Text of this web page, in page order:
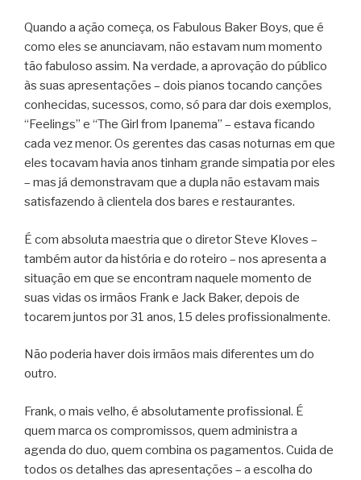
Quando a ação começa, os Fabulous Baker Boys, que é
como eles se anunciavam, não estavam num momento
tão fabuloso assim. Na verdade, a aprovação do público
às suas apresentações – dois pianos tocando canções
conhecidas, sucessos, como, só para dar dois exemplos,
“Feelings” e “The Girl from Ipanema” – estava ficando
cada vez menor. Os gerentes das casas noturnas em que
eles tocavam havia anos tinham grande simpatia por eles
– mas já demonstravam que a dupla não estavam mais
satisfazendo à clientela dos bares e restaurantes.
É com absoluta maestria que o diretor Steve Kloves –
também autor da história e do roteiro – nos apresenta a
situação em que se encontram naquele momento de
suas vidas os irmãos Frank e Jack Baker, depois de
tocarem juntos por 31 anos, 15 deles profissionalmente.
Não poderia haver dois irmãos mais diferentes um do
outro.
Frank, o mais velho, é absolutamente profissional. É
quem marca os compromissos, quem administra a
agenda do duo, quem combina os pagamentos. Cuida de
todos os detalhes das apresentações – a escolha do